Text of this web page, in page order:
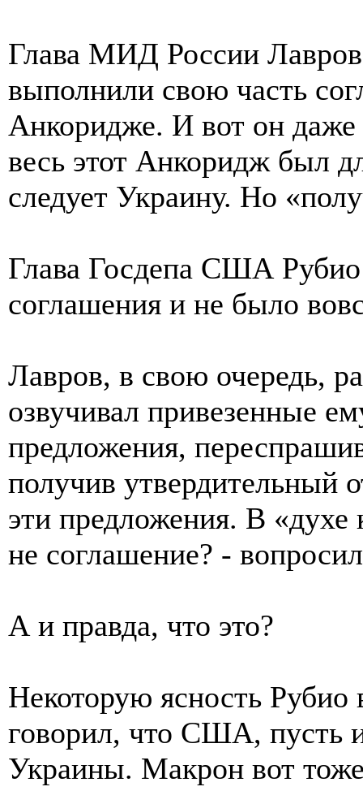
Глава МИД России
выполнили свою часть
Анкоридже. И вот он даже
весь этот Анкоридж был
следует Украину. Но
Глава Госдепа США Рубио
соглашения и не было
Лавров, в свою очередь,
озвучивал привезенные
предложения,
получив утвердительный
эти предложения. В
не соглашение? -
А и правда, что это?
Некоторую ясность Рубио
говорил, что США, пусть
Украины. Макрон вот